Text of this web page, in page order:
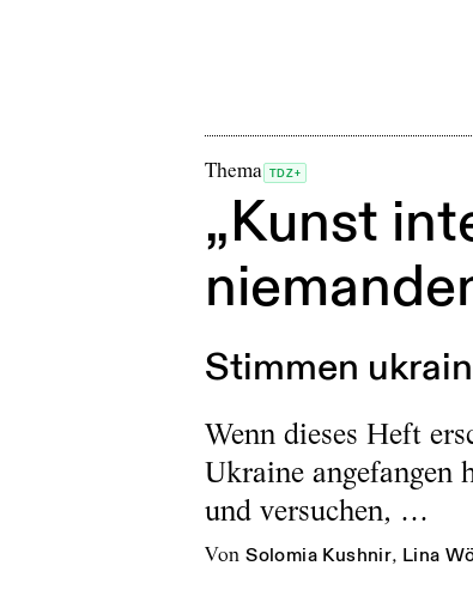
Thema TDZ+
„Kunst
Stimmen
Wenn dieses Heft
Ukraine angefangen
und versuchen, …
von Solomia Kushnir, Lina